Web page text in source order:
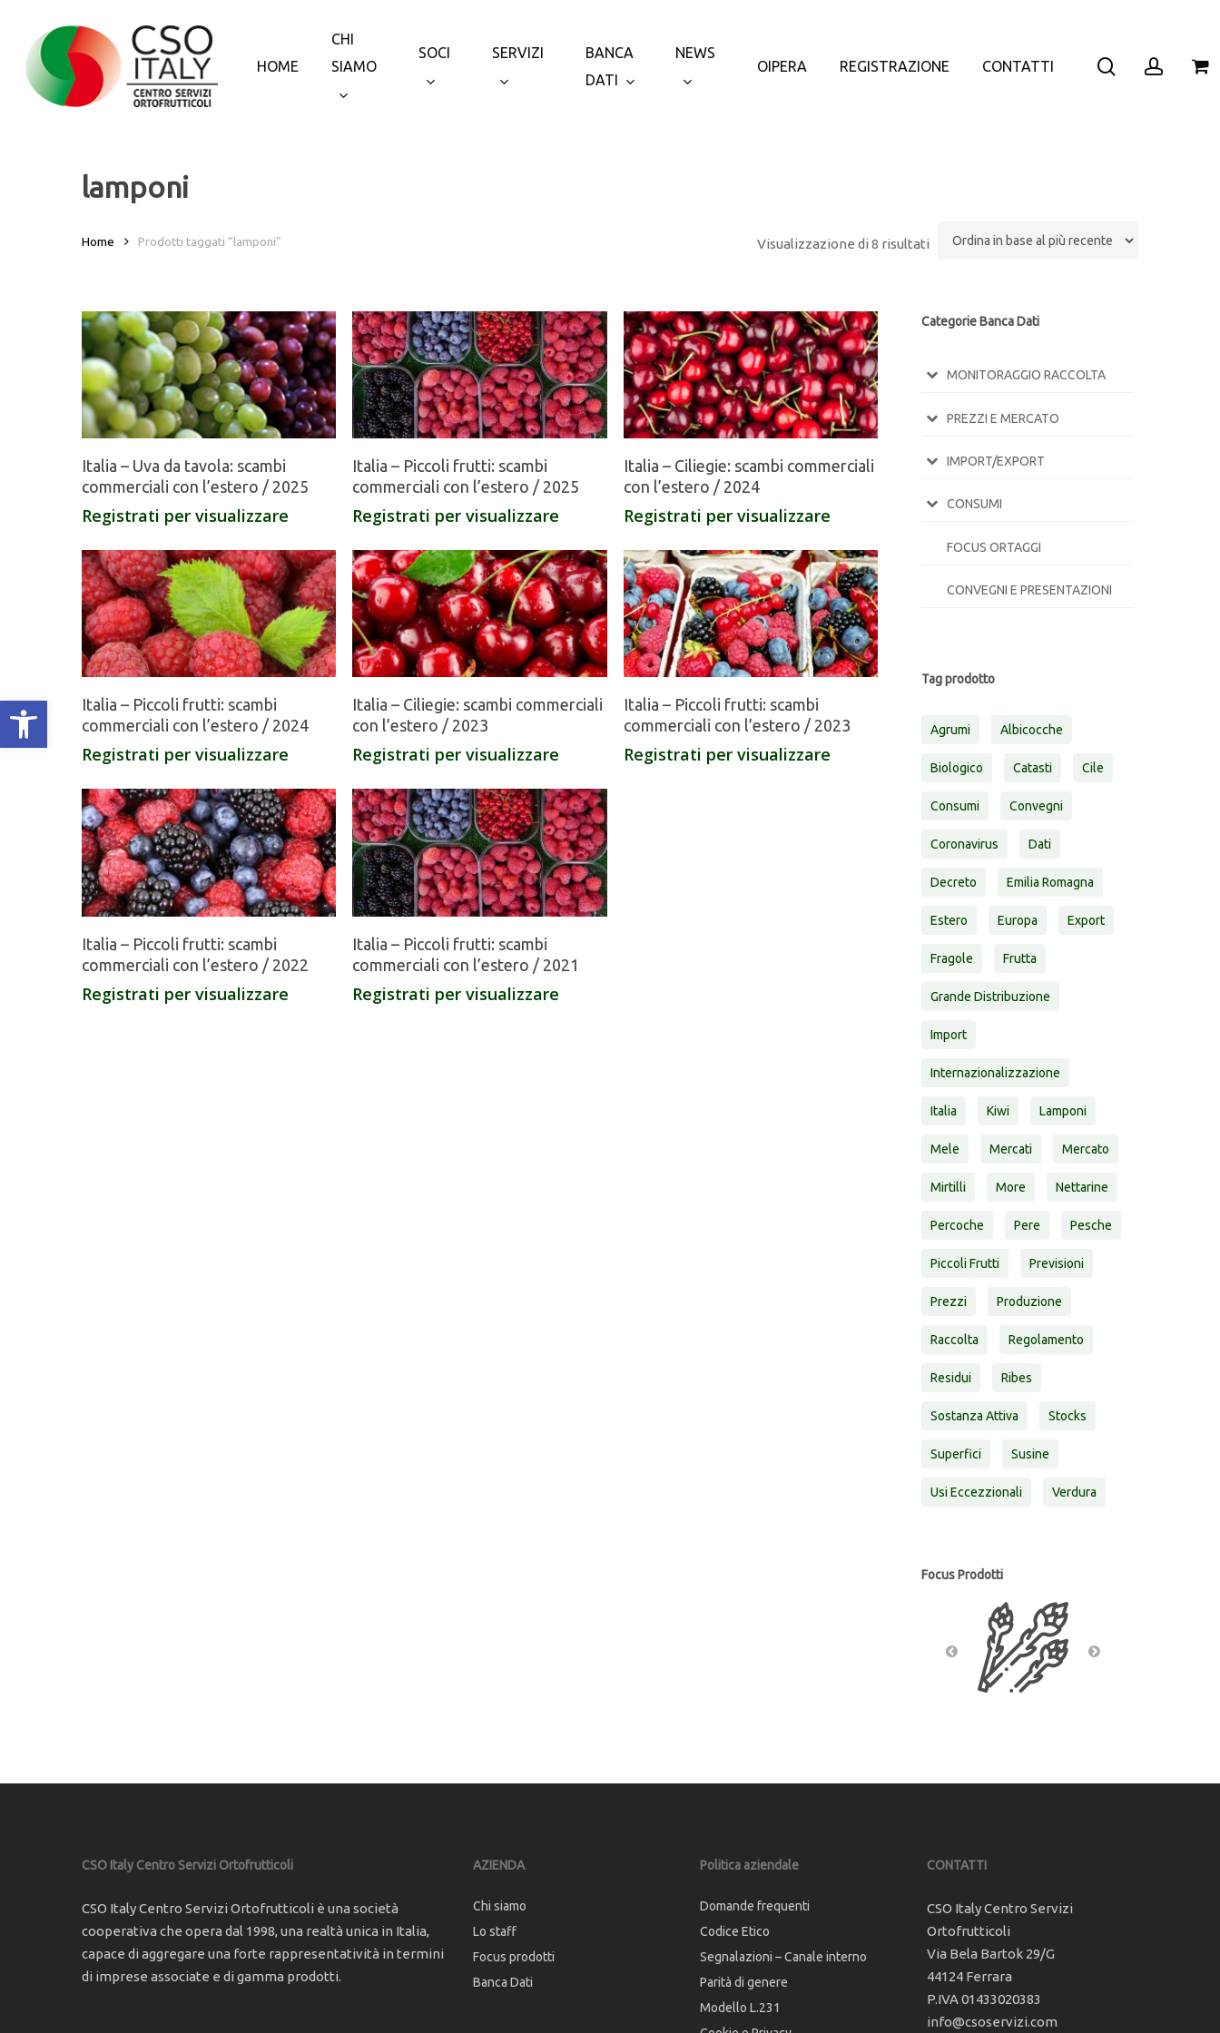
Apri la barra degli strumenti
main
content
HOME
CHI
SIAMO
SOCI SERVIZI
BANCA
DATI
NEWS
OIPERA
REGISTRAZIONE CONTATTI search
lamponi
Visualizzazione di 8 risultati
Home Prodotti taggati “lamponi”
Italia – Uva da tavola: scambi
commerciali con l’estero / 2025
Registrati per visualizzare
Italia – Piccoli frutti: scambi
commerciali con l’estero / 2025
Registrati per visualizzare
Italia – Ciliegie: scambi commerciali
con l’estero / 2024
Registrati per visualizzare
Italia – Piccoli frutti: scambi
commerciali con l’estero / 2024
Registrati per visualizzare
Italia – Ciliegie: scambi commerciali
con l’estero / 2023
Registrati per visualizzare
Italia – Piccoli frutti: scambi
commerciali con l’estero / 2023
Registrati per visualizzare
Italia – Piccoli frutti: scambi
commerciali con l’estero / 2022
Registrati per visualizzare
Italia – Piccoli frutti: scambi
commerciali con l’estero / 2021
Registrati per visualizzare
Categorie Banca Dati
MONITORAGGIO RACCOLTA
PREZZI E MERCATO
IMPORT/EXPORT
CONSUMI
FOCUS ORTAGGI
CONVEGNI E PRESENTAZIONI
Tag prodotto
Agrumi Albicocche
Biologico Catasti Cile
Consumi Convegni
Coronavirus Dati
Decreto Emilia Romagna
Estero Europa Export
Fragole Frutta
Grande Distribuzione
Import
Internazionalizzazione
Italia Kiwi Lamponi
Mele Mercati Mercato
Mirtilli More Nettarine
Percoche Pere Pesche
Piccoli Frutti Previsioni
Prezzi Produzione
Raccolta Regolamento
Residui Ribes
Sostanza Attiva Stocks
Superfici Susine
Usi Eccezzionali Verdura
Focus Prodotti
CSO Italy Centro Servizi Ortofrutticoli
CSO Italy Centro Servizi Ortofrutticoli è una società
cooperativa che opera dal 1998, una realtà unica in Italia,
capace di aggregare una forte rappresentatività in termini
di imprese associate e di gamma prodotti.
AZIENDA
Chi siamo
Lo staff
Focus prodotti
Banca Dati
Politica aziendale
Domande frequenti
Codice Etico
Segnalazioni – Canale interno
Parità di genere
Modello L.231
CONTATTI
CSO Italy Centro Servizi
Ortofrutticoli
Via Bela Bartok 29/G
44124 Ferrara
P.IVA 01433020383
info@csoservizi.com